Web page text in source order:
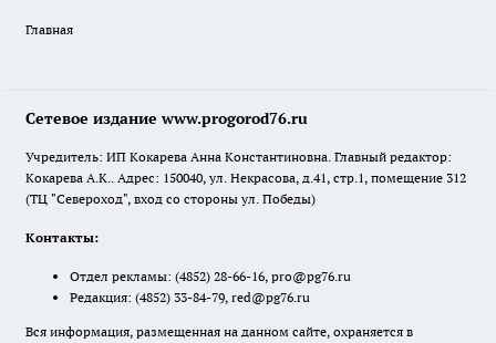
Главная
Сетевое издание www.progorod76.ru
Учредитель: ИП Кокарева Анна Константиновна. Главный редактор:
Кокарева А.К.. Адрес: 150040, ул. Некрасова, д.41, стр.1, помещение 312
(ТЦ "Североход", вход со стороны ул. Победы)
Контакты:
Отдел рекламы: (4852) 28-66-16, pro@pg76.ru
Редакция: (4852) 33-84-79, red@pg76.ru
Вся информация, размещенная на данном сайте, охраняется в